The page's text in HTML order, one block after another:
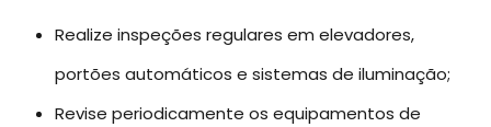
Realize inspeções regulares em elevadores,
portões automáticos e sistemas de iluminação;
Revise periodicamente os equipamentos de